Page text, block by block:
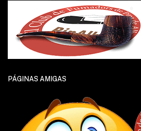
PÁGINAS AMIGAS